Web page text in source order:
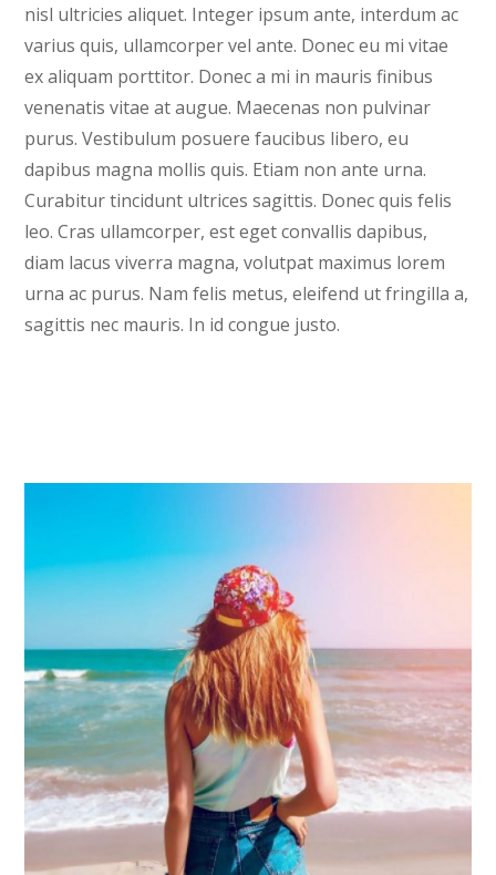
nisl ultricies aliquet. Integer ipsum ante, interdum ac
varius quis, ullamcorper vel ante. Donec eu mi vitae
ex aliquam porttitor. Donec a mi in mauris finibus
venenatis vitae at augue. Maecenas non pulvinar
purus. Vestibulum posuere faucibus libero, eu
dapibus magna mollis quis. Etiam non ante urna.
Curabitur tincidunt ultrices sagittis. Donec quis felis
leo. Cras ullamcorper, est eget convallis dapibus,
diam lacus viverra magna, volutpat maximus lorem
urna ac purus. Nam felis metus, eleifend ut fringilla a,
sagittis nec mauris. In id congue justo.